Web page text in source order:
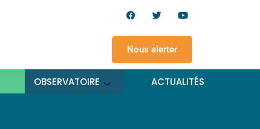
Nous alerter
OBSERVATOIRE ACTUALITÉS